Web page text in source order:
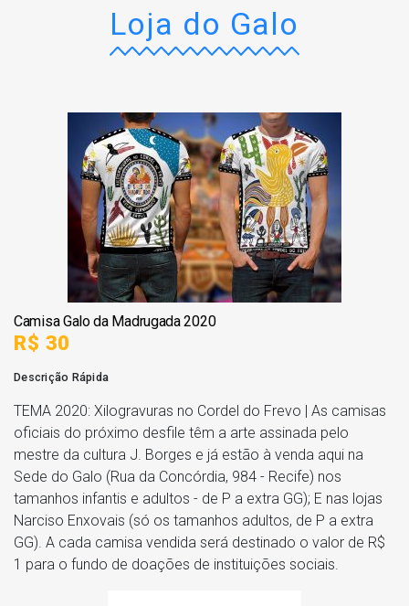
Loja do Galo
Camisa Galo da Madrugada 2020
R$ 30
Descrição Rápida
TEMA 2020: Xilogravuras no Cordel do Frevo | As camisas
oficiais do próximo desfile têm a arte assinada pelo
mestre da cultura J. Borges e já estão à venda aqui na
Sede do Galo (Rua da Concórdia, 984 - Recife) nos
tamanhos infantis e adultos - de P a extra GG); E nas lojas
Narciso Enxovais (só os tamanhos adultos, de P a extra
GG). A cada camisa vendida será destinado o valor de R$
1 para o fundo de doações de instituições sociais.